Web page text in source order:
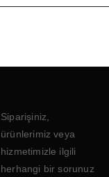
Siparişiniz,
ürünlerimiz veya
hizmetimizle ilgili
herhangi bir sorunuz